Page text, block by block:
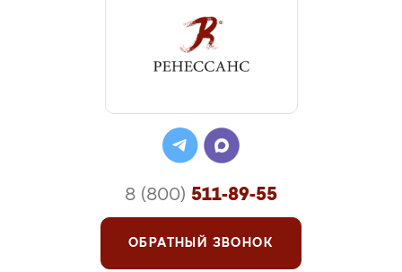
8 (800) 511-89-55
ОБРАТНЫЙ ЗВОНОК